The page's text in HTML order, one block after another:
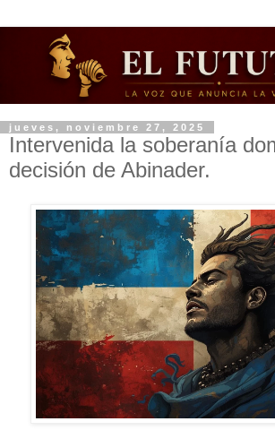
jueves, noviembre 27, 2025
Intervenida la soberanía
decisión de Abinader.